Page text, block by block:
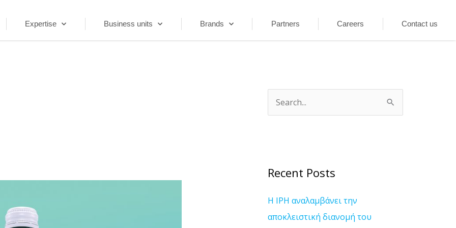
Expertise Business units Brands Partners Careers Contact us
c
f
o
Recent Posts
Η IPH αναλαμβάνει την
αποκλειστική διανομή του